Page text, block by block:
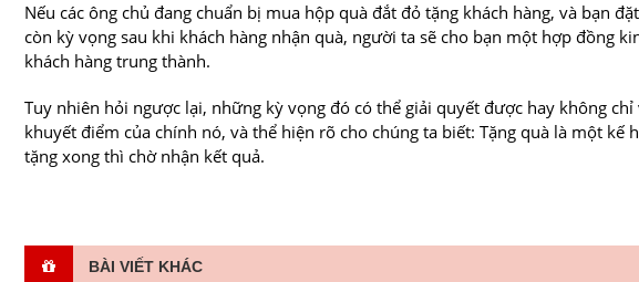
Nếu các ông chủ đang chuẩn bị mua hộp quà đắt đỏ tặng khách hàng, và bạn
còn kỳ vọng sau khi khách hàng nhận quà, người ta sẽ cho bạn một hợp đồng
khách hàng trung thành.
Tuy nhiên hỏi ngược lại, những kỳ vọng đó có thể giải quyết được hay không
khuyết điểm của chính nó, và thể hiện rõ cho chúng ta biết: Tặng quà là một
tặng xong thì chờ nhận kết quả.
BÀI VIẾT KHÁC